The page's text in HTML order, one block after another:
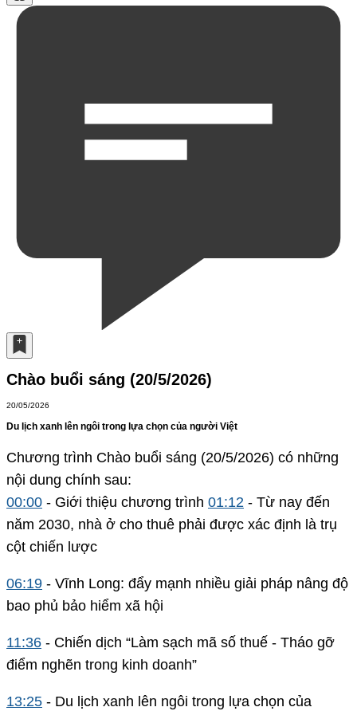
Chào buổi sáng (20/5/2026)
20/05/2026
Du lịch xanh lên ngôi trong lựa chọn của người Việt
Chương trình Chào buổi sáng (20/5/2026) có những
nội dung chính sau:
00:00 - Giới thiệu chương trình 01:12 - Từ nay đến
năm 2030, nhà ở cho thuê phải được xác định là trụ
cột chiến lược
06:19 - Vĩnh Long: đẩy mạnh nhiều giải pháp nâng độ
bao phủ bảo hiểm xã hội
11:36 - Chiến dịch “Làm sạch mã số thuế - Tháo gỡ
điểm nghẽn trong kinh doanh”
13:25 - Du lịch xanh lên ngôi trong lựa chọn của